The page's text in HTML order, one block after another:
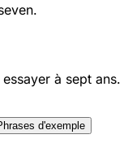
à sept ans.
d'exemple